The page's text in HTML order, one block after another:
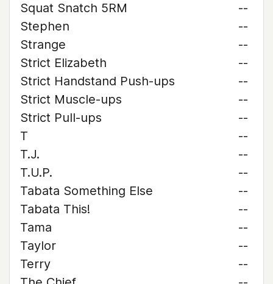
Squat Snatch 5RM
--
Stephen
--
Strange
--
Strict Elizabeth
--
Strict Handstand Push-ups
--
Strict Muscle-ups
--
Strict Pull-ups
--
T
--
T.J.
--
T.U.P.
--
Tabata Something Else
--
Tabata This!
--
Tama
--
Taylor
--
Terry
--